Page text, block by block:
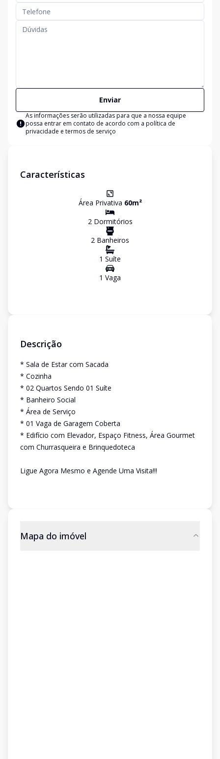
Enviar
As informações serão utilizadas para que a nossa equipe
possa entrar em contato de acordo com a política de
privacidade e termos de serviço
Características
Área Privativa 60m²
2Dormitórios
2 Banheiros
1 Suíte
1 Vaga
Descrição
* Sala de Estar com Sacada
* Cozinha
* 02 Quartos Sendo 01 Suíte
* Banheiro Social
* Área de Serviço
* 01 Vaga de Garagem Coberta
* Edifício com Elevador, Espaço Fitness, Área Gourmet
com Churrasqueira e Brinquedoteca
Ligue Agora Mesmo e Agende Uma Visita!!!
Mapa do imóvel